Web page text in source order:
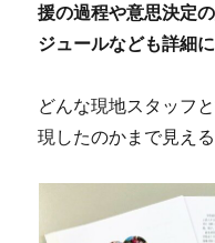
援の過程や意思決定
ジュールなども詳細
どんな現地スタッフ
現したのかまで見え